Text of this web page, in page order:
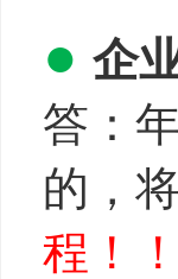
● 企
答：
的，
程！！